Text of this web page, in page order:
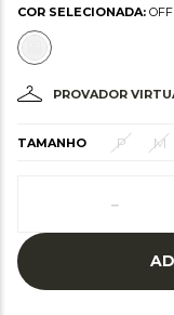
COR SELECIONADA:
PROVADOR
TAMANHO M
P
－